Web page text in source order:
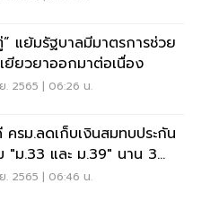
แย้มรัฐบาลมีมาตรการช่วย
ยียวยาออกมาต่อเนื่อง
. 2565 | 06:26 น.
ครม.ลดเก็บเงินสมทบประกัน
"ม.33 และ ม.39" นาน 3
. 2565 | 06:46 น.